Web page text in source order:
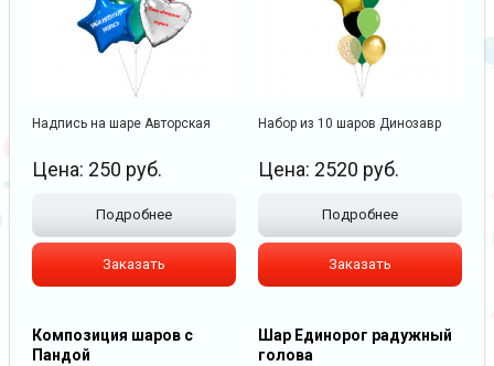
Надпись на шаре Авторская
Цена: 250 руб.
Подробнее
Заказать
Набор из 10 шаров Динозавр
Цена: 2520 руб.
Подробнее
Заказать
Композиция шаров с
Пандой
Шар Единорог радужный
голова